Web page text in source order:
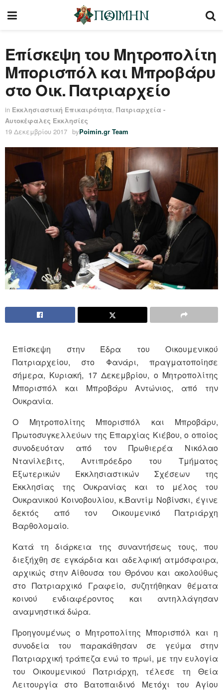
Επίσκεψη του Μητροπολίτη
Μπορισπόλ και Μπροβάρυ
στο Οικ. Πατριαρχείο
in Εκκλησιαστική Επικαιρότητα, Πατριαρχεία -
Αυτοκέφαλες Εκκλησίες
19 Δεκεμβρίου 2017 byPoimin.gr Team
Επίσκεψη στην Έδρα του Οικουμενικού
Πατριαρχείου, στο Φανάρι, πραγματοποίησε
σήμερα, Κυριακή, 17 Δεκεμβρίου, ο Μητροπολίτης
Μπορισπόλ και Μπροβάρυ Αντώνιος, από την
Ουκρανία.
Ο Μητροπολίτης Μπορισπόλ και Μπροβάρυ,
Πρωτοσυγκελλεύων της Επαρχίας Κιέβου, ο οποίος
συνοδευόταν από τον Πρωθιερέα Νικόλαο
Ντανίλεβιτς, Αντιπρόεδρο του Τμήματος
Εξωτερικών Εκκλησιαστικών Σχέσεων της
Εκκλησίας της Ουκρανίας και το μέλος του
Ουκρανικού Κοινοβουλίου, κ.Βαντίμ Νοβίνσκι, έγινε
δεκτός από τον Οικουμενικό Πατριάρχη
Βαρθολομαίο.
Κατά τη διάρκεια της συναντήσεως τους, που
διεξήχθη σε εγκάρδια και αδελφική ατμόσφαιρα,
αρχικώς στην Αίθουσα του Θρόνου και ακολούθως
στο Πατριαρχικό Γραφείο, συζητήθηκαν θέματα
κοινού ενδιαφέροντος και αντηλλάγησαν
αναμνηστικά δώρα.
Προηγουμένως ο Μητροπολίτης Μπορισπόλ και η
συνοδεία του παρακάθησαν σε γεύμα στην
Πατριαρχική τράπεζα ενώ το πρωί, με την ευλογία
του Οικουμενικού Πατριάρχη, τέλεσε τη Θεία
Λειτουργία στο Βατοπαιδινό Μετόχι του Αγίου